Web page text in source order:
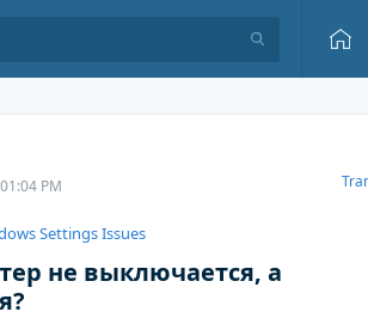
PM
Settings Issues
не выключается, а